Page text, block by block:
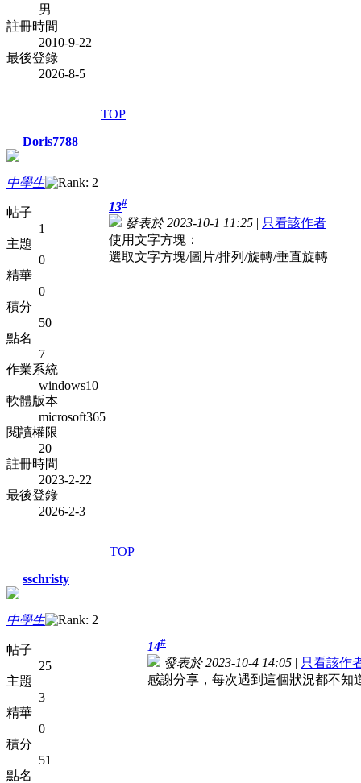
男
註冊時間
2010-9-22
最後登錄
2026-8-5
TOP
Doris7788
中學生
帖子
1
主題
0
精華
0
積分
50
點名
7
作業系統
windows10
軟體版本
microsoft365
閱讀權限
20
註冊時間
2023-2-22
最後登錄
2026-2-3
13#
發表於 2023-10-1 11:25 | 只看該作者
使用文字方塊：
選取文字方塊/圖片/排列/旋轉/垂直旋轉
TOP
sschristy
中學生
帖子
25
主題
3
精華
0
積分
51
點名
14#
發表於 2023-10-4 14:05 | 只看該作
感謝分享，每次遇到這個狀況都不知